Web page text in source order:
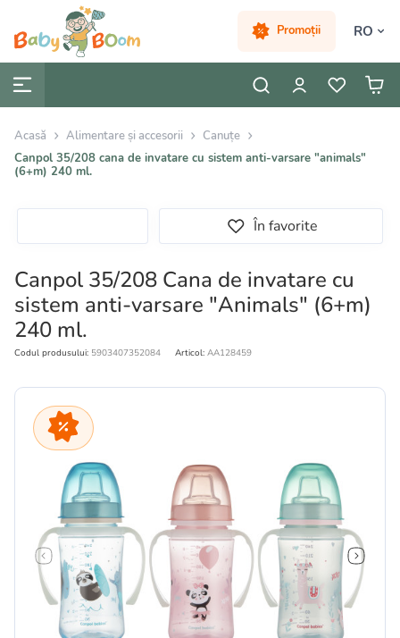
Promoții RO
Acasă Alimentare și accesorii
Canuțe
Canpol 35/208 cana de invatare cu sistem anti-varsare "animals"
(6+m) 240 ml.
În favorite
Canpol 35/208 Cana de invatare cu
sistem anti-varsare "Animals" (6+m)
240 ml.
Codul produsului: 5903407352084 Articol: AA128459